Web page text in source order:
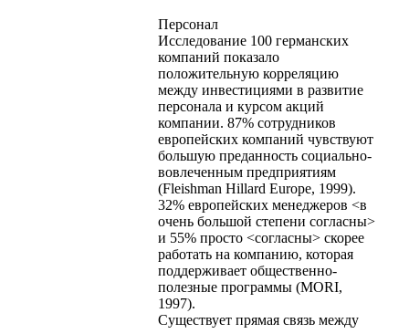
Персонал
Исследование 100 германских
компаний показало
положительную корреляцию
между инвестициями в развитие
персонала и курсом акций
компании. 87% сотрудников
европейских компаний чувствуют
большую преданность социально-
вовлеченным предприятиям
(Fleishman Hillard Europe, 1999).
32% европейских менеджеров <в
очень большой степени согласны>
и 55% просто <согласны> скорее
работать на компанию, которая
поддерживает общественно-
полезные программы (MORI,
1997).
Существует прямая связь между